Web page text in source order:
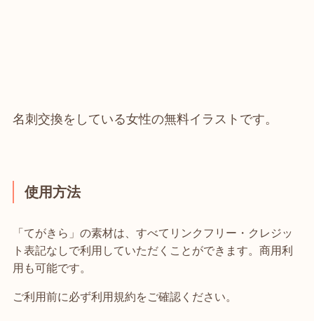
名刺交換をしている女性の無料イラストです。
使用方法
「てがきら」の素材は、すべてリンクフリー・クレジッ
ト表記なしで利用していただくことができます。商用利
用も可能です。
ご利用前に必ず利用規約をご確認ください。